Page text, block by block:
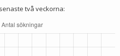
två veckorna: